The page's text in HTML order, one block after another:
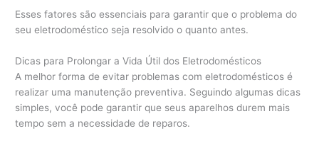
Esses fatores são essenciais para garantir que o problema do
seu eletrodoméstico seja resolvido o quanto antes.
Dicas para Prolongar a Vida Útil dos Eletrodomésticos
A melhor forma de evitar problemas com eletrodomésticos é
realizar uma manutenção preventiva. Seguindo algumas dicas
simples, você pode garantir que seus aparelhos durem mais
tempo sem a necessidade de reparos.